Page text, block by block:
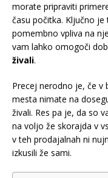
morate pripraviti
času počitka. Ključno
pomembno vpliva na
vam lahko omogoči
živali.
Precej nerodno je, če v
mesta nimate na
živali. Res pa je, da so
na voljo že skorajda v
v teh prodajalnah ni
izkusili že sami.